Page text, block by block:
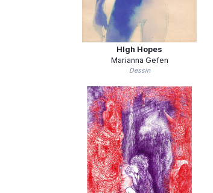
HIgh Hopes
Marianna Gefen
Dessin